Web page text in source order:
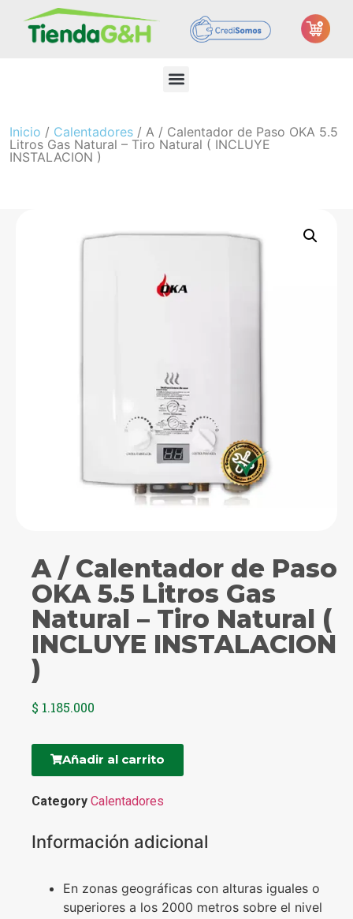
Inicio / Calentadores / A / Calentador de Paso OKA 5.5
Litros Gas Natural – Tiro Natural ( INCLUYE
INSTALACION )
A / Calentador de Paso
OKA 5.5 Litros Gas
Natural – Tiro Natural (
INCLUYE INSTALACION
)
$ 1.185.000
Añadir al carrito
Category Calentadores
Información adicional
En zonas geográficas con alturas iguales o
superiores a los 2000 metros sobre el nivel